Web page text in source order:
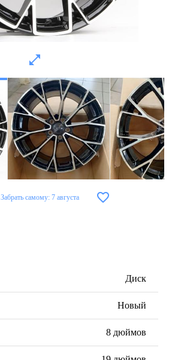
Забрать самому: 7 августа
Диск
Новый
8 дюймов